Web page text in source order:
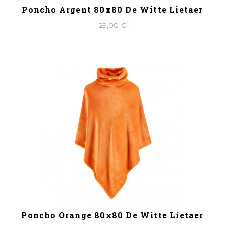
Poncho Argent 80x80 De Witte Lietaer
29,00 €
Poncho Orange 80x80 De Witte Lietaer